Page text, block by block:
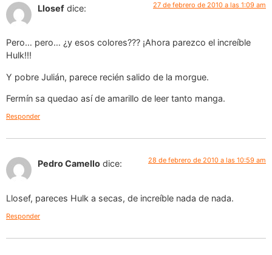
Llosef dice: 27 de febrero de 2010 a las 1:09 am
Pero… pero… ¿y esos colores??? ¡Ahora parezco el increíble
Hulk!!!
Y pobre Julián, parece recién salido de la morgue.
Fermín sa quedao así de amarillo de leer tanto manga.
Responder
Pedro Camello dice: 28 de febrero de 2010 a las 10:59 am
Llosef, pareces Hulk a secas, de increíble nada de nada.
Responder